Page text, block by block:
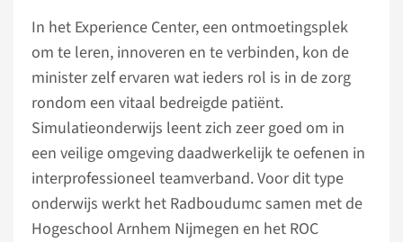
In het Experience Center, een ontmoetingsplek
om te leren, innoveren en te verbinden, kon de
minister zelf ervaren wat ieders rol is in de zorg
rondom een vitaal bedreigde patiënt.
Simulatieonderwijs leent zich zeer goed om in
een veilige omgeving daadwerkelijk te oefenen in
interprofessioneel teamverband. Voor dit type
onderwijs werkt het Radboudumc samen met de
Hogeschool Arnhem Nijmegen en het ROC